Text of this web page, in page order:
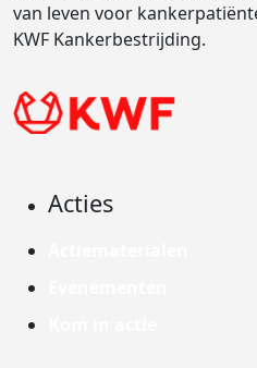
van leven voor
KWF Kankerbestrijding.
Acties